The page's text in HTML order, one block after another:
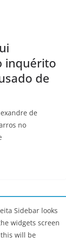
inquérito
de
de
no
Sidebar looks
widgets screen
will be